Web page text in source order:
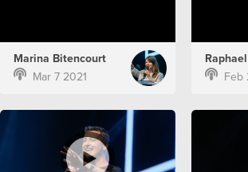
Marina Bitencourt
Mar 7 2021
Feb